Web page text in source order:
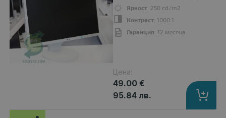
Резолюция: 1920x1080 Full HD 16:9
Яркост
: 250 cd/m2
Контраст
Яркост: 250 cd/m2
Контраст: 1000:1
Гаранция: 12 месеца
Цена:
49.00 €
95.84 лв.